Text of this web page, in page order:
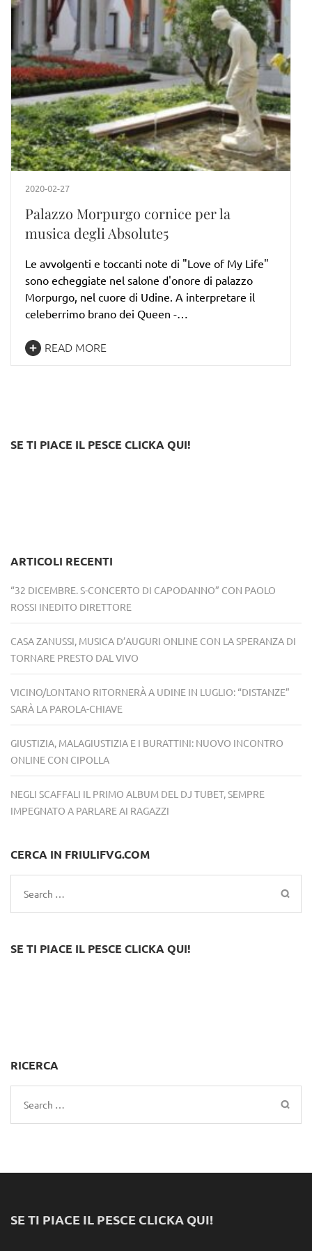
2020-02-27
Palazzo Morpurgo cornice per la
musica degli Absolute5
Le avvolgenti e toccanti note di "Love of My Life"
sono echeggiate nel salone d'onore di palazzo
Morpurgo, nel cuore di Udine. A interpretare il
celeberrimo brano dei Queen -…
READ MORE
SE TI PIACE IL PESCE CLICKA QUI!
ARTICOLI RECENTI
“32 DICEMBRE. S-CONCERTO DI CAPODANNO” CON PAOLO
ROSSI INEDITO DIRETTORE
CASA ZANUSSI, MUSICA D’AUGURI ONLINE CON LA SPERANZA DI
TORNARE PRESTO DAL VIVO
VICINO/LONTANO RITORNERÀ A UDINE IN LUGLIO: “DISTANZE”
SARÀ LA PAROLA-CHIAVE
GIUSTIZIA, MALAGIUSTIZIA E I BURATTINI: NUOVO INCONTRO
ONLINE CON CIPOLLA
NEGLI SCAFFALI IL PRIMO ALBUM DEL DJ TUBET, SEMPRE
IMPEGNATO A PARLARE AI RAGAZZI
CERCA IN FRIULIFVG.COM
Search
for:
SE TI PIACE IL PESCE CLICKA QUI!
RICERCA
Search
for:
SE TI PIACE IL PESCE CLICKA QUI!